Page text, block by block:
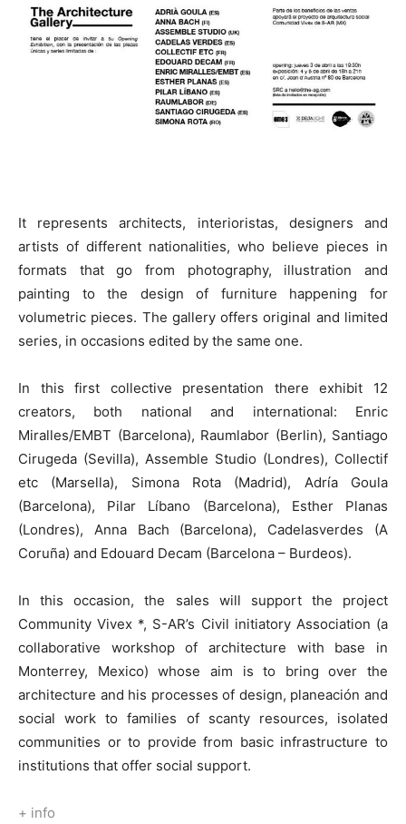
It represents architects, interioristas, designers and
artists of different nationalities, who believe pieces in
formats that go from photography, illustration and
painting to the design of furniture happening for
volumetric pieces. The gallery offers original and limited
series, in occasions edited by the same one.
In this first collective presentation there exhibit 12
creators, both national and international: Enric
Miralles/EMBT (Barcelona), Raumlabor (Berlin), Santiago
Cirugeda (Sevilla), Assemble Studio (Londres), Collectif
etc (Marsella), Simona Rota (Madrid), Adría Goula
(Barcelona), Pilar Líbano (Barcelona), Esther Planas
(Londres), Anna Bach (Barcelona), Cadelasverdes (A
Coruña) and Edouard Decam (Barcelona – Burdeos).
In this occasion, the sales will support the project
Community Vivex *, S-AR’s Civil initiatory Association (a
collaborative workshop of architecture with base in
Monterrey, Mexico) whose aim is to bring over the
architecture and his processes of design, planeación and
social work to families of scanty resources, isolated
communities or to provide from basic infrastructure to
institutions that offer social support.
+ info